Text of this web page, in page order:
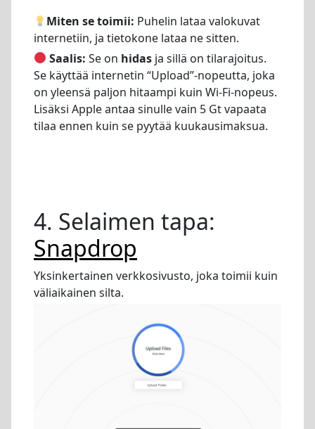
Miten se toimii: Puhelin lataa valokuvat
internetiin, ja tietokone lataa ne sitten.
Saalis: Se on hidas ja sillä on tilarajoitus.
Se käyttää internetin “Upload”-nopeutta, joka
on yleensä paljon hitaampi kuin Wi-Fi-nopeus.
Lisäksi Apple antaa sinulle vain 5 Gt vapaata
tilaa ennen kuin se pyytää kuukausimaksua.
4. Selaimen tapa:
Snapdrop
Yksinkertainen verkkosivusto, joka toimii kuin
väliaikainen silta.